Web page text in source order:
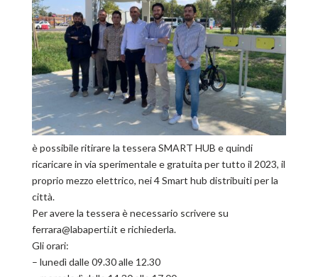
è possibile ritirare la tessera SMART HUB e quindi
ricaricare in via sperimentale e gratuita per tutto il 2023, il
proprio mezzo elettrico, nei 4 Smart hub distribuiti per la
città.
Per avere la tessera è necessario scrivere su
ferrara@labaperti.it e richiederla.
Gli orari:
– lunedì dalle 09.30 alle 12.30